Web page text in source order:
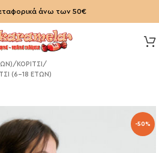
άνω των 50€
/ ΚΟΡΙΤΣΙ /
(6-18 ΕΤΩΝ)
-50%